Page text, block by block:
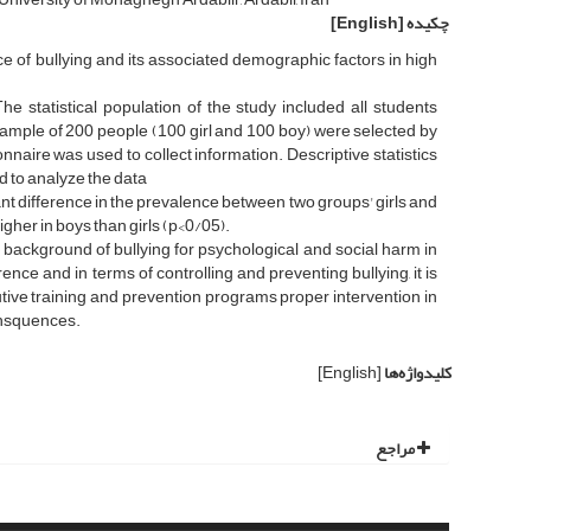
چکیده[English]
bullying and its associated demographic factors in high
statistical population of the study included all students
of 200 people (100 girl and 100­ boy) were selected by
was used to collect information. Descriptive statistics
to analyze the data
difference in the prevalence between two groups' girls and
in boys than girls (p<0/05).
of bullying for psychological and social harm in
and in terms of controlling and preventing bullying, it is
training and prevention programs proper intervention in
کلیدواژه‌ها[English]
مراجع